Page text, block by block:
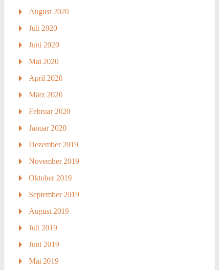
August 2020
Juli 2020
Juni 2020
Mai 2020
April 2020
März 2020
Februar 2020
Januar 2020
Dezember 2019
November 2019
Oktober 2019
September 2019
August 2019
Juli 2019
Juni 2019
Mai 2019